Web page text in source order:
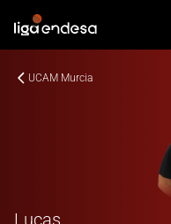
UCAM Murcia
Lucas